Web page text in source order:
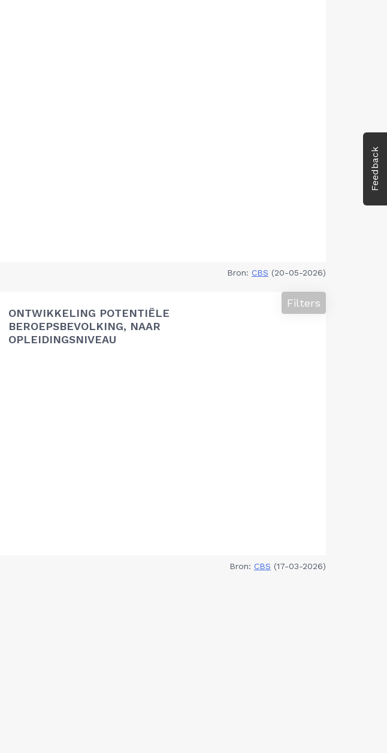
Feedback
Bron: CBS (20-05-2026)
ONTWIKKELING POTENTIËLE
BEROEPSBEVOLKING, NAAR
OPLEIDINGSNIVEAU
Filters
Bron: CBS (17-03-2026)